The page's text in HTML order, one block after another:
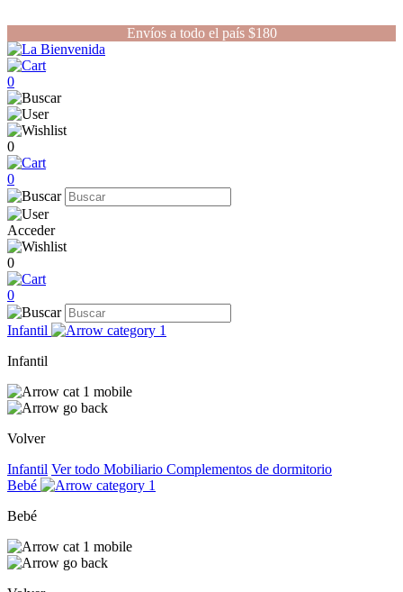
Envíos a todo el país $180
0
0
0
Acceder
0
0
Infantil
Infantil
Volver
Infantil Ver todo Mobiliario Complementos de dormitorio
Bebé
Bebé